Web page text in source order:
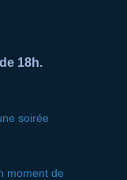
18h.
soirée
moment de